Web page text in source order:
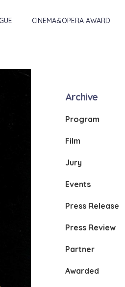
CINEMA&OPERA AWARD
Archive
Program
Film
Jury
Events
Press Release
Press Review
Partner
Awarded